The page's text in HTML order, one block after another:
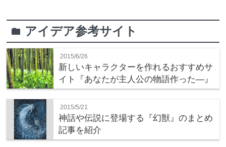
folder アイデア参考サイト
2015/6/26
新しいキャラクターを作れるおすすめサ
イト『あなたが主人公の物語作った―』
2015/5/21
神話や伝説に登場する『幻獣』のまとめ
記事を紹介